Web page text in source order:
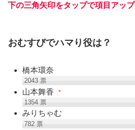
下の三角矢印をタップで項目アップ
おむすびでハマり役は？
橋本環奈
2043票
山本舞香 *
1354票
みりちゃむ
782票